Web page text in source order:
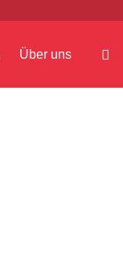
Über uns